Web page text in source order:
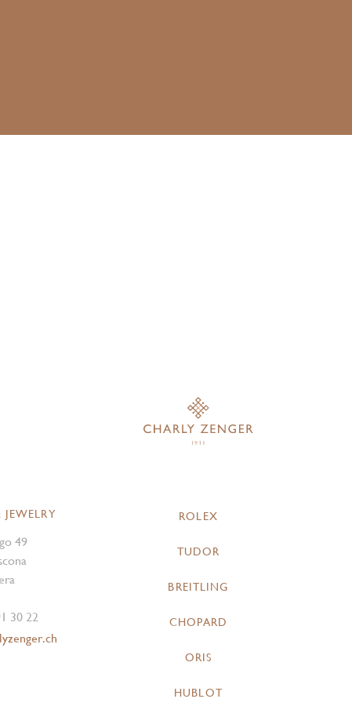
49
30 22
ROLEX
TUDOR
BREITLING
CHOPARD
ORIS
HUBLOT